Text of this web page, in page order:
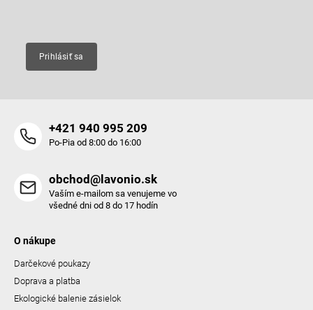
Prihlásiť sa
+421 940 995 209
Po-Pia od 8:00 do 16:00
obchod@lavonio.sk
Vaším e-mailom sa venujeme vo
všedné dni od 8 do 17 hodín
O nákupe
Darčekové poukazy
Doprava a platba
Ekologické balenie zásielok